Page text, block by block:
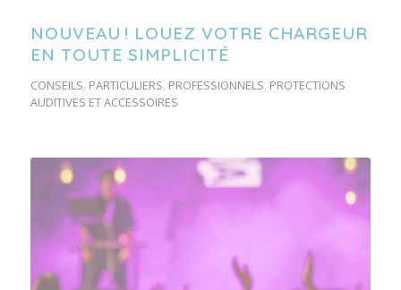
NOUVEAU ! LOUEZ VOTRE CHARGEUR
EN TOUTE SIMPLICITÉ
CONSEILS, PARTICULIERS, PROFESSIONNELS, PROTECTIONS
AUDITIVES ET ACCESSOIRES